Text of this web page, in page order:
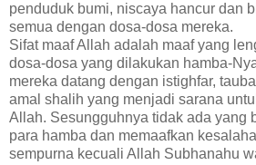
penduduk bumi, niscaya hancur dan
semua dengan dosa-dosa mereka.
Sifat maaf Allah adalah maaf yang
dosa-dosa yang dilakukan hamba-
mereka datang dengan istighfar,
amal shalih yang menjadi sarana
Allah. Sesungguhnya tidak ada yang
para hamba dan memaafkan
sempurna kecuali Allah Subhanahu